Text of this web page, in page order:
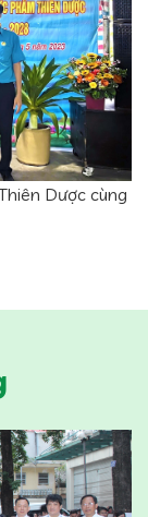
Dược cùng